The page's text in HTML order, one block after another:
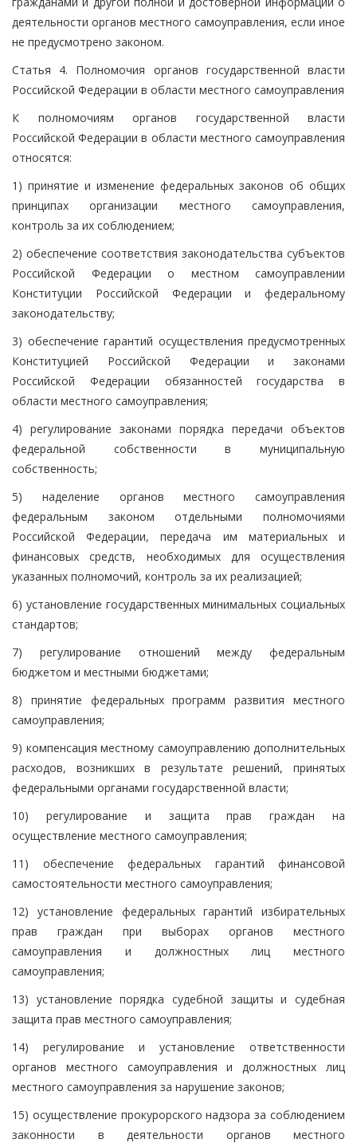
деятельности органов местного самоуправления, если иное
не предусмотрено законом.
Статья 4. Полномочия органов государственной власти
Российской Федерации в области местного самоуправления
К полномочиям органов государственной власти
Российской Федерации в области местного самоуправления
относятся:
1) принятие и изменение федеральных законов об общих
принципах организации местного самоуправления,
контроль за их соблюдением;
2) обеспечение соответствия законодательства субъектов
Российской Федерации о местном самоуправлении
Конституции Российской Федерации и федеральному
законодательству;
3) обеспечение гарантий осуществления предусмотренных
Конституцией Российской Федерации и законами
Российской Федерации обязанностей государства в
области местного самоуправления;
4) регулирование законами порядка передачи объектов
федеральной собственности в муниципальную
собственность;
5) наделение органов местного самоуправления
федеральным законом отдельными полномочиями
Российской Федерации, передача им материальных и
финансовых средств, необходимых для осуществления
указанных полномочий, контроль за их реализацией;
6) установление государственных минимальных социальных
стандартов;
7) регулирование отношений между федеральным
бюджетом и местными бюджетами;
8) принятие федеральных программ развития местного
самоуправления;
9) компенсация местному самоуправлению дополнительных
расходов, возникших в результате решений, принятых
федеральными органами государственной власти;
10) регулирование и защита прав граждан на
осуществление местного самоуправления;
11) обеспечение федеральных гарантий финансовой
самостоятельности местного самоуправления;
12) установление федеральных гарантий избирательных
прав граждан при выборах органов местного
самоуправления и должностных лиц местного
самоуправления;
13) установление порядка судебной защиты и судебная
защита прав местного самоуправления;
14) регулирование и установление ответственности
органов местного самоуправления и должностных лиц
местного самоуправления за нарушение законов;
15) осуществление прокурорского надзора за соблюдением
законности в деятельности органов местного